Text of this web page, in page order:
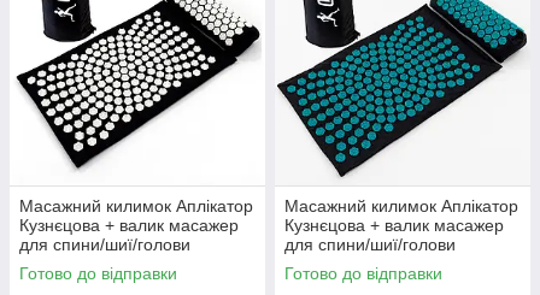
Масажний килимок Аплікатор
Кузнєцова + валик масажер
для спини/шиї/голови
OSPORT Lotus Sun Mat Eco
(apl-029) Чорно-білий
Готово до відправки
Масажний килимок Аплікатор
Кузнєцова + валик масажер
для спини/шиї/голови
OSPORT Lotus Sun Mat Eco
(apl-029) Чорно-бірюзовий
Готово до відправки